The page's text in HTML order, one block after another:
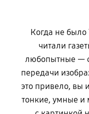
Когда не
читали
любопытные —
передачи
это привело, вы
тонкие, умные и